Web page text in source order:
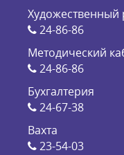
Художественный
24-86-86
Методический
24-86-86
Бухгалтерия
24-67-38
Вахта
23-54-03